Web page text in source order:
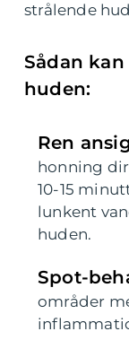
strålende
Sådan
huden:
Ren
honning
10-15
lunkent
huden.
Spot-
områder